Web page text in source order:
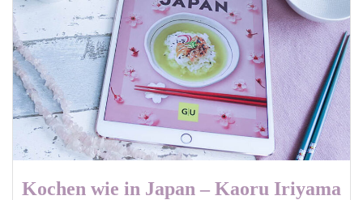
Kochen wie in Japan – Kaoru Iriyama